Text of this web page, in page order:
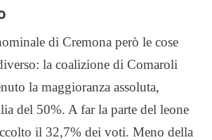
di Cremona però le cose
la coalizione di Comaroli
la maggioranza assoluta,
del 50%. A far la parte del leone
il 32,7% dei voti. Meno della